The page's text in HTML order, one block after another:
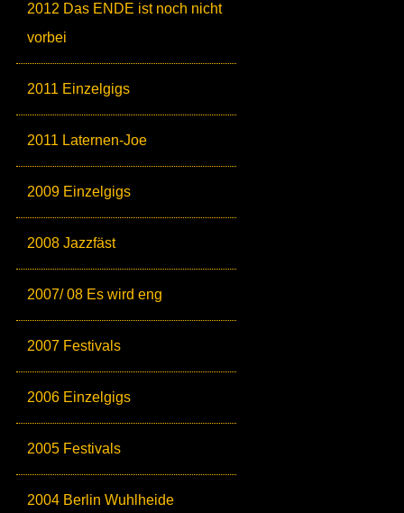
2012 Das ENDE ist noch nicht
vorbei
2011 Einzelgigs
2011 Laternen-Joe
2009 Einzelgigs
2008 Jazzfäst
2007/ 08 Es wird eng
2007 Festivals
2006 Einzelgigs
2005 Festivals
2004 Berlin Wuhlheide